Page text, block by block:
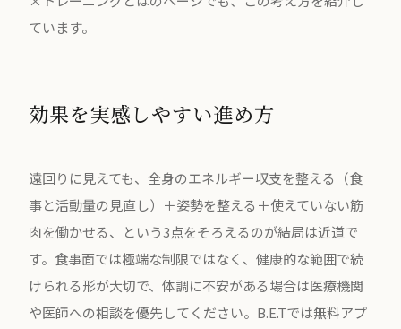
ています。
効果を実感しやすい進め方
遠回りに見えても、全身のエネルギー収支を整える（食
事と活動量の見直し）＋姿勢を整える＋使えていない筋
肉を働かせる、という3点をそろえるのが結局は近道で
す。食事面では極端な制限ではなく、健康的な範囲で続
けられる形が大切で、体調に不安がある場合は医療機関
や医師への相談を優先してください。B.E.Tでは無料アプ